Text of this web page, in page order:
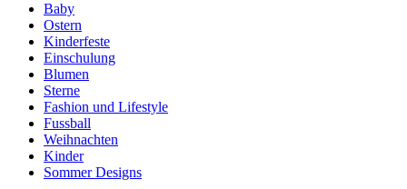
Baby
Ostern
Kinderfeste
Einschulung
Blumen
Sterne
Fashion und Lifestyle
Fussball
Weihnachten
Kinder
Sommer Designs